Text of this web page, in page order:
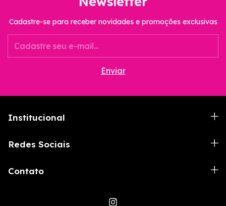
Cadastre-se para receber novidades e promoções exclusivas
Institucional
Redes Sociais
Contato